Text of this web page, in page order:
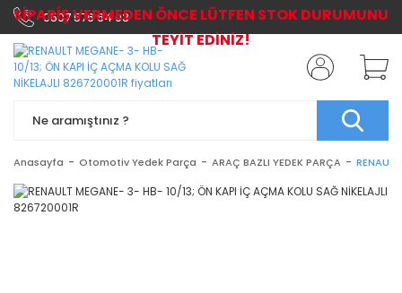
0507 576 64 03
Anasayfa Otomotiv Yedek Parça ARAÇ BAZLI YEDEK PARÇA
SİPARİŞ VERMEDEN ÖNCE LÜTFEN STOK DURUMUNU
TEYİT EDİNİZ!